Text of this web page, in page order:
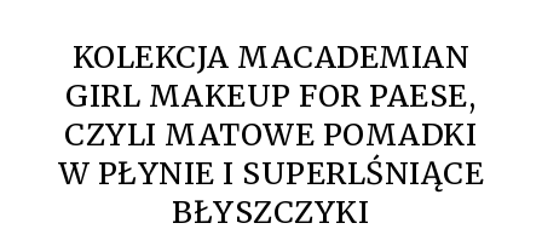
KOLEKCJA MACADEMIAN
GIRL MAKEUP FOR PAESE,
CZYLI MATOWE POMADKI
W PŁYNIE I SUPERLŚNIĄCE
BŁYSZCZYKI